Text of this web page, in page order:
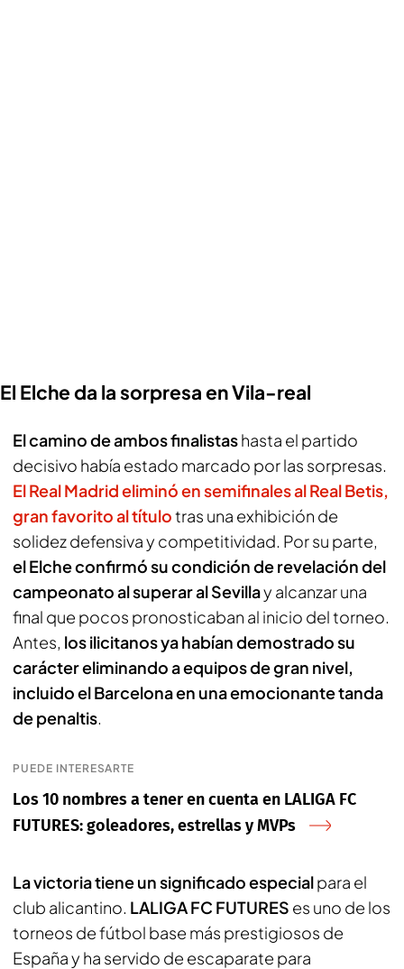
El Elche da la sorpresa en Vila-real
El camino de ambos finalistashasta el partido
decisivo había estado marcado por las sorpresas.
El Real Madrid eliminó en semifinales al Real Betis,
gran favorito al títulotras una exhibición de
solidez defensiva y competitividad. Por su parte,
el Elche confirmó su condición de revelación del
campeonato al superar al Sevillay alcanzar una
final que pocos pronosticaban al inicio del torneo.
Antes, los ilicitanos ya habían demostrado su
carácter eliminando a equipos de gran nivel,
incluido el Barcelona en una emocionante tanda
de penaltis.
PUEDE INTERESARTE
Los 10 nombres a tener en cuenta en LALIGA FC
FUTURES: goleadores, estrellas y MVPs
La victoria tiene un significado especialpara el
club alicantino. LALIGA FC FUTURES es uno de los
torneos de fútbol base más prestigiosos de
España y ha servido de escaparate para